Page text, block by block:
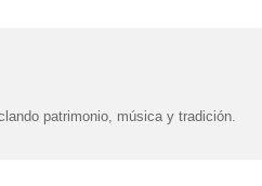
patrimonio, música y tradición.